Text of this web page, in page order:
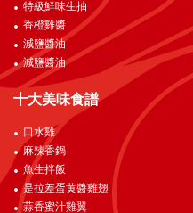
特級鮮味生抽
香橙雞醬
減鹽醬油
減鹽醬油
十大美味食譜
口水雞
麻辣香鍋
魚生拌飯
是拉差蛋黄醬雞翅
蒜香蜜汁雞翼